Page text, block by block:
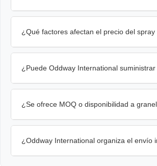
¿Qué factores afectan el precio del
¿Puede Oddway International
¿Se ofrece MOQ o disponibilidad a
¿Oddway International organiza el envío